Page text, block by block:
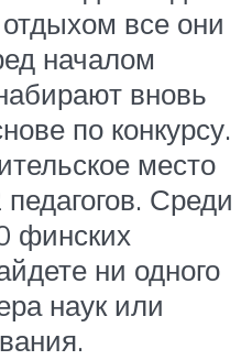
все они
началом
вновь
по конкурсу.
место
Среди
финских
ни одного
наук или